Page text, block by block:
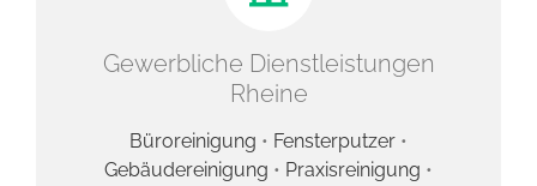
Gewerbliche Dienstleistungen
Rheine
Büroreinigung • Fensterputzer •
Gebäudereinigung • Praxisreinigung •